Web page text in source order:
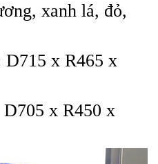
xanh lá, đỏ,
x R465 x
x R450 x